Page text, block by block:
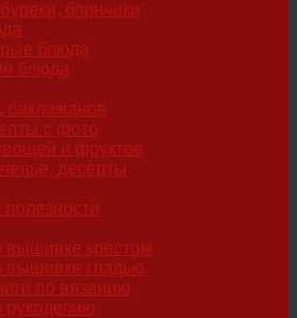
блинчики
блюда
блюда
баклажанов
с фото
и фруктов
десерты
крестом
гладью
по вязанию